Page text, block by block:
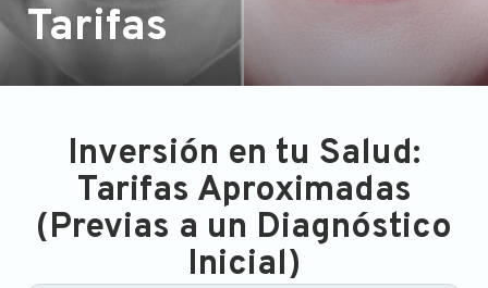
Tarifas
Inversión en tu Salud:
Tarifas Aproximadas
(Previas a un Diagnóstico
Inicial)